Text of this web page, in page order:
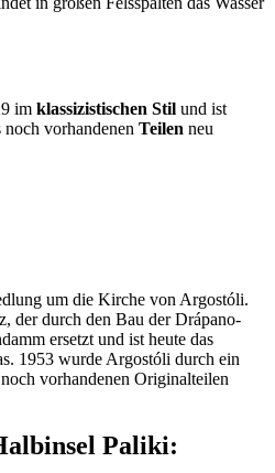
im klassizistischen Stil und ist
noch vorhandenen Teilen neu
um die Kirche von Argostóli.
der durch den Bau der Drápano-
ersetzt und ist heute das
1953 wurde Argostóli durch ein
vorhandenen Originalteilen
Paliki: